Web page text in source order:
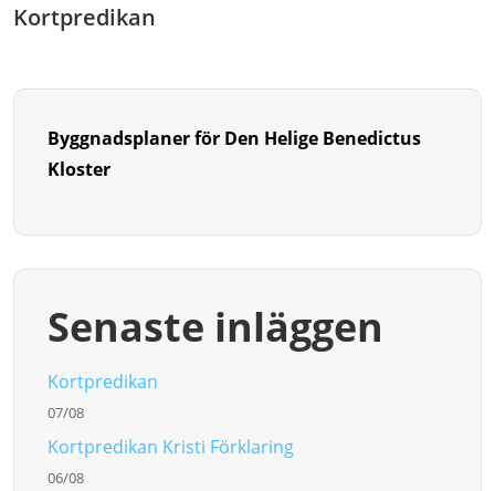
Kortpredikan
Byggnadsplaner för Den Helige Benedictus
Kloster
Senaste inläggen
Kortpredikan
07/08
Kortpredikan Kristi Förklaring
06/08